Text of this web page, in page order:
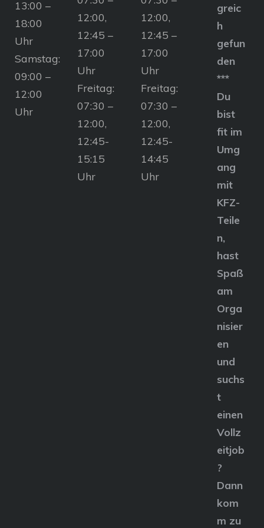
13:00 –
18:00
Uhr
Samstag:
09:00 –
12:00
Uhr
12:00,
12:45 –
17:00
Uhr
Freitag:
07:30 –
12:00,
12:45-
15:15
Uhr
12:00,
12:45 –
17:00
Uhr
Freitag:
07:30 –
12:00,
12:45-
14:45
Uhr
greic
h
gefun
den
***
Du
bist
fit im
Umg
ang
mit
KFZ-
Teile
n,
hast
Spaß
am
Orga
nisier
en
und
suchs
t
einen
Vollz
eitjob
?
Dann
kom
m zu